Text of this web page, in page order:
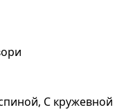
С кружевной